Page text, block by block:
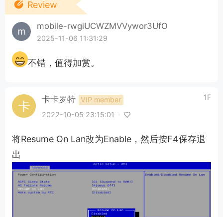
Review
mobile-rwgiUCWZMVVywor3UfO
2025-11-06 11:31:29
不错，值得加赏。
卡卡罗特
VIP member
2022-10-05 23:15:01 ·
1F
将Resume On Lan改为Enable，然后按F4保存退
出